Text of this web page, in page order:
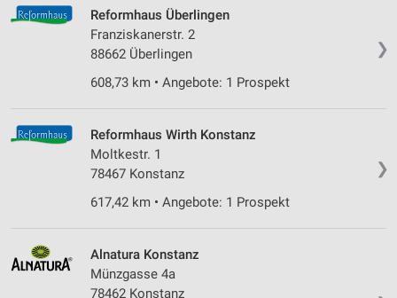
❯
Reformhaus Überlingen
Franziskanerstr. 2
88662 Überlingen
608,73 km • Angebote: 1 Prospekt
❯
Reformhaus Wirth Konstanz
Moltkestr. 1
78467 Konstanz
617,42 km • Angebote: 1 Prospekt
Alnatura Konstanz
Münzgasse 4a
78462 Konstanz
Verwendung von Profilen zur Auswahl
personalisierter Werbung
Erstellung von Profilen zur Personalisierung
von Inhalten
personalisierter Inhalte
Messung der Werbeleistung
Messung der Performance von Inhalten
Kombinationen von Daten aus verschiedenen
Quellen